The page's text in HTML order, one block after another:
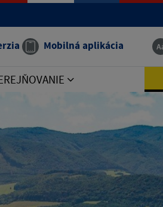
Mobilná aplikácia